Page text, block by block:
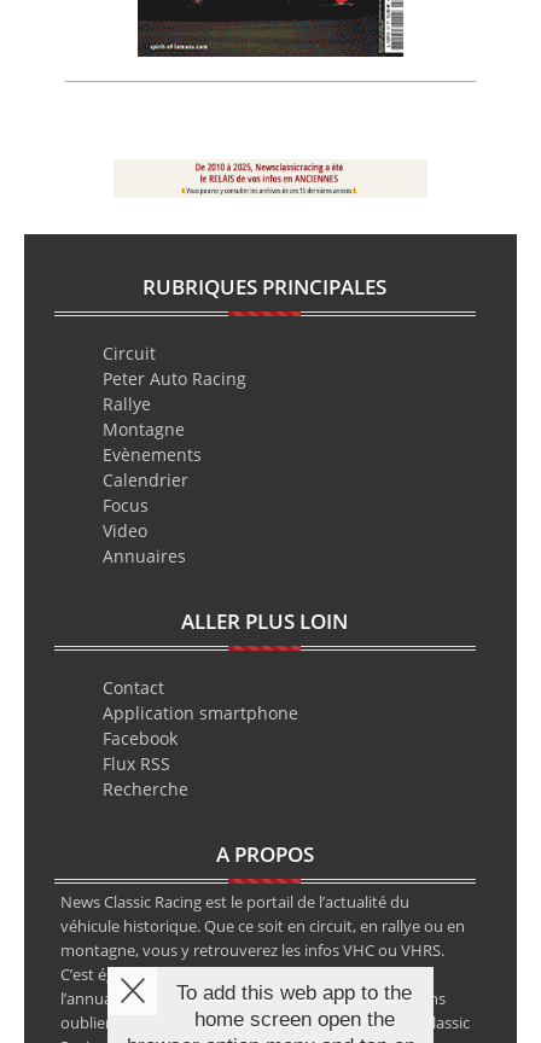
RUBRIQUES PRINCIPALES
Circuit
Peter Auto Racing
Rallye
Montagne
Evènements
Calendrier
Focus
Video
Annuaires
ALLER PLUS LOIN
Contact
Application smartphone
Facebook
Flux RSS
Recherche
A PROPOS
News Classic Racing est le portail de l’actualité du
véhicule historique. Que ce soit en circuit, en rallye ou en
montagne, vous y retrouverez les infos VHC ou VHRS.
C’est également le calendrier des épreuves ainsi que
l’annuaire des spécialistes de la voiture ancienne, sans
oublier les petites annonces avec notre partenaire Classic
To add this web app to the
home screen open the